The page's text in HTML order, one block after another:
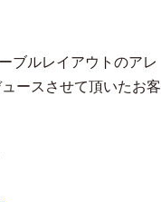
ブルレイアウトのアレ
ースさせて頂いたお客